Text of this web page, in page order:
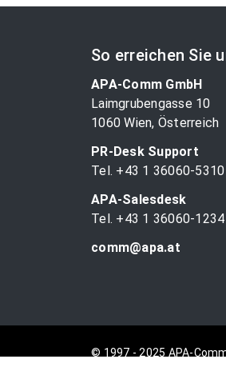
So erreichen Sie
APA-Comm GmbH
Laimgrubengasse 10
1060 Wien, Österreich
PR-Desk Support
Tel. +43 1 36060-5310
APA-Salesdesk
Tel. +43 1 36060-1234
comm@apa.at
© 1997 - 2025 APA-